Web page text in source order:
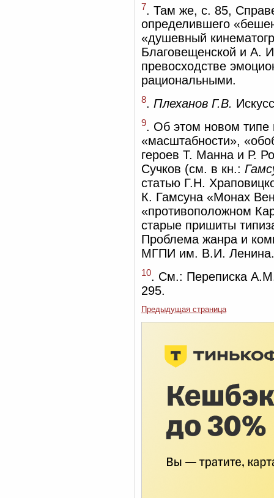
7
. Там же, с. 85,
определившего
«душевный
Благовещенской и А.
превосходстве
рациональными.
8. Плеханов Г.В.
9. Об этом новом типе
«масштабности»,
героев Т. Манна и Р.
Сучков (см. в кн.:
статью Г.Н.
К. Гамсуна «Монах
«противоположном
старые пришиты
Проблема жанра и
МГПИ им. В.И.
10. См.: Переписка
295.
Предыдущая страница